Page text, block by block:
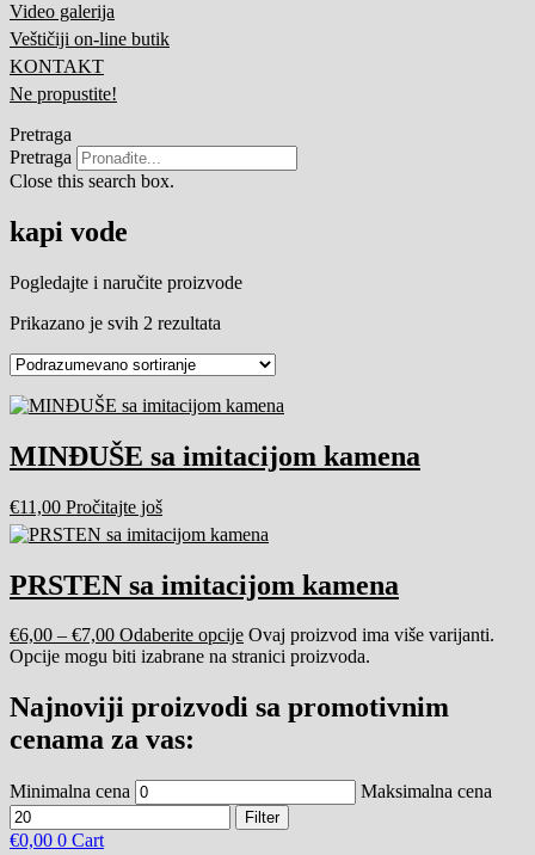
Video galerija
Veštičiji on-line butik
KONTAKT
Ne propustite!
Pretraga
Pretraga
Close this search box.
kapi vode
Pogledajte i naručite proizvode
Prikazano je svih 2 rezultata
MINĐUŠE sa imitacijom kamena
€11,00 Pročitajte još
PRSTEN sa imitacijom kamena
€6,00 – €7,00 Odaberite opcije Ovaj proizvod ima više varijanti.
Opcije mogu biti izabrane na stranici proizvoda.
Najnoviji proizvodi sa promotivnim
cenama za vas:
Minimalna cena Maksimalna cena
Filter
€0,00 0 Cart